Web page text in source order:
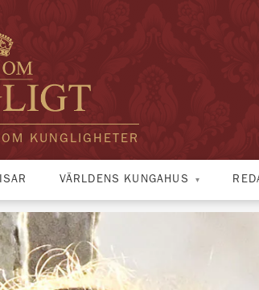
KUNGLIGHETER
VÄRLDENS KUNGAHUS